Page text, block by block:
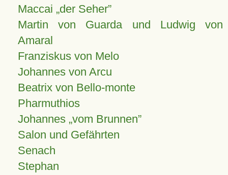
Maccai „der Seher”
Martin von Guarda und Ludwig von
Amaral
Franziskus von Melo
Johannes von Arcu
Beatrix von Bello-monte
Pharmuthios
Johannes vom Brunnen
Salon und Gefährten
Senach
Stephan